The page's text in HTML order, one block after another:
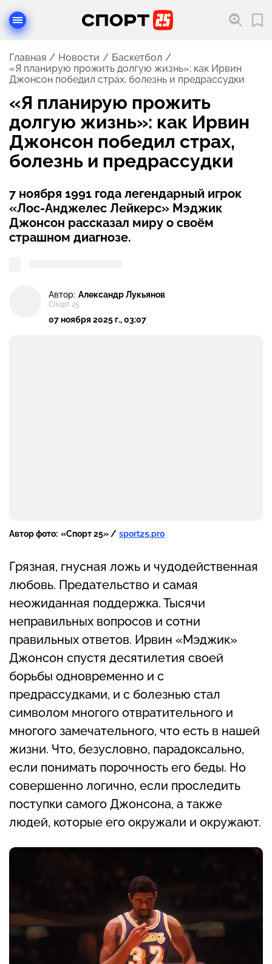
Главная Новости
Баскетбол
«Я планирую прожить долгую жизнь»: как Ирвин
Джонсон победил страх, болезнь и предрассудки
«Я планирую прожить
долгую жизнь»: как Ирвин
Джонсон победил страх,
болезнь и предрассудки
7 ноября 1991 года легендарный игрок
«Лос-Анджелес Лейкерс» Мэджик
Джонсон рассказал миру о своём
страшном диагнозе.
Автор: Александр Лукьянов
Спорт 25
07 ноября 2025 г., 03:07
Автор фото: «Спорт 25» / sport25.pro
Грязная, гнусная ложь и чудодейственная
любовь. Предательство и самая
неожиданная поддержка. Тысячи
неправильных вопросов и сотни
правильных ответов. Ирвин «Мэджик»
Джонсон спустя десятилетия своей
борьбы одновременно и с
предрассудками, и с болезнью стал
символом многого отвратительного и
многого замечательного, что есть в нашей
жизни. Что, безусловно, парадоксально,
если понимать порочность его беды. Но
совершенно логично, если проследить
поступки самого Джонсона, а также
людей, которые его окружали и окружают.